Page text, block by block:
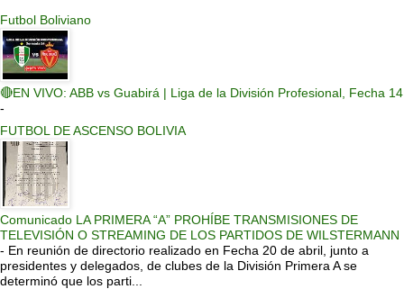
Futbol Boliviano
🔴EN VIVO: ABB vs Guabirá | Liga de la División Profesional, Fecha 14
-
FUTBOL DE ASCENSO BOLIVIA
Comunicado LA PRIMERA “A” PROHÍBE TRANSMISIONES DE
TELEVISIÓN O STREAMING DE LOS PARTIDOS DE WILSTERMANN
- En reunión de directorio realizado en Fecha 20 de abril, junto a
presidentes y delegados, de clubes de la División Primera A se
determinó que los parti...